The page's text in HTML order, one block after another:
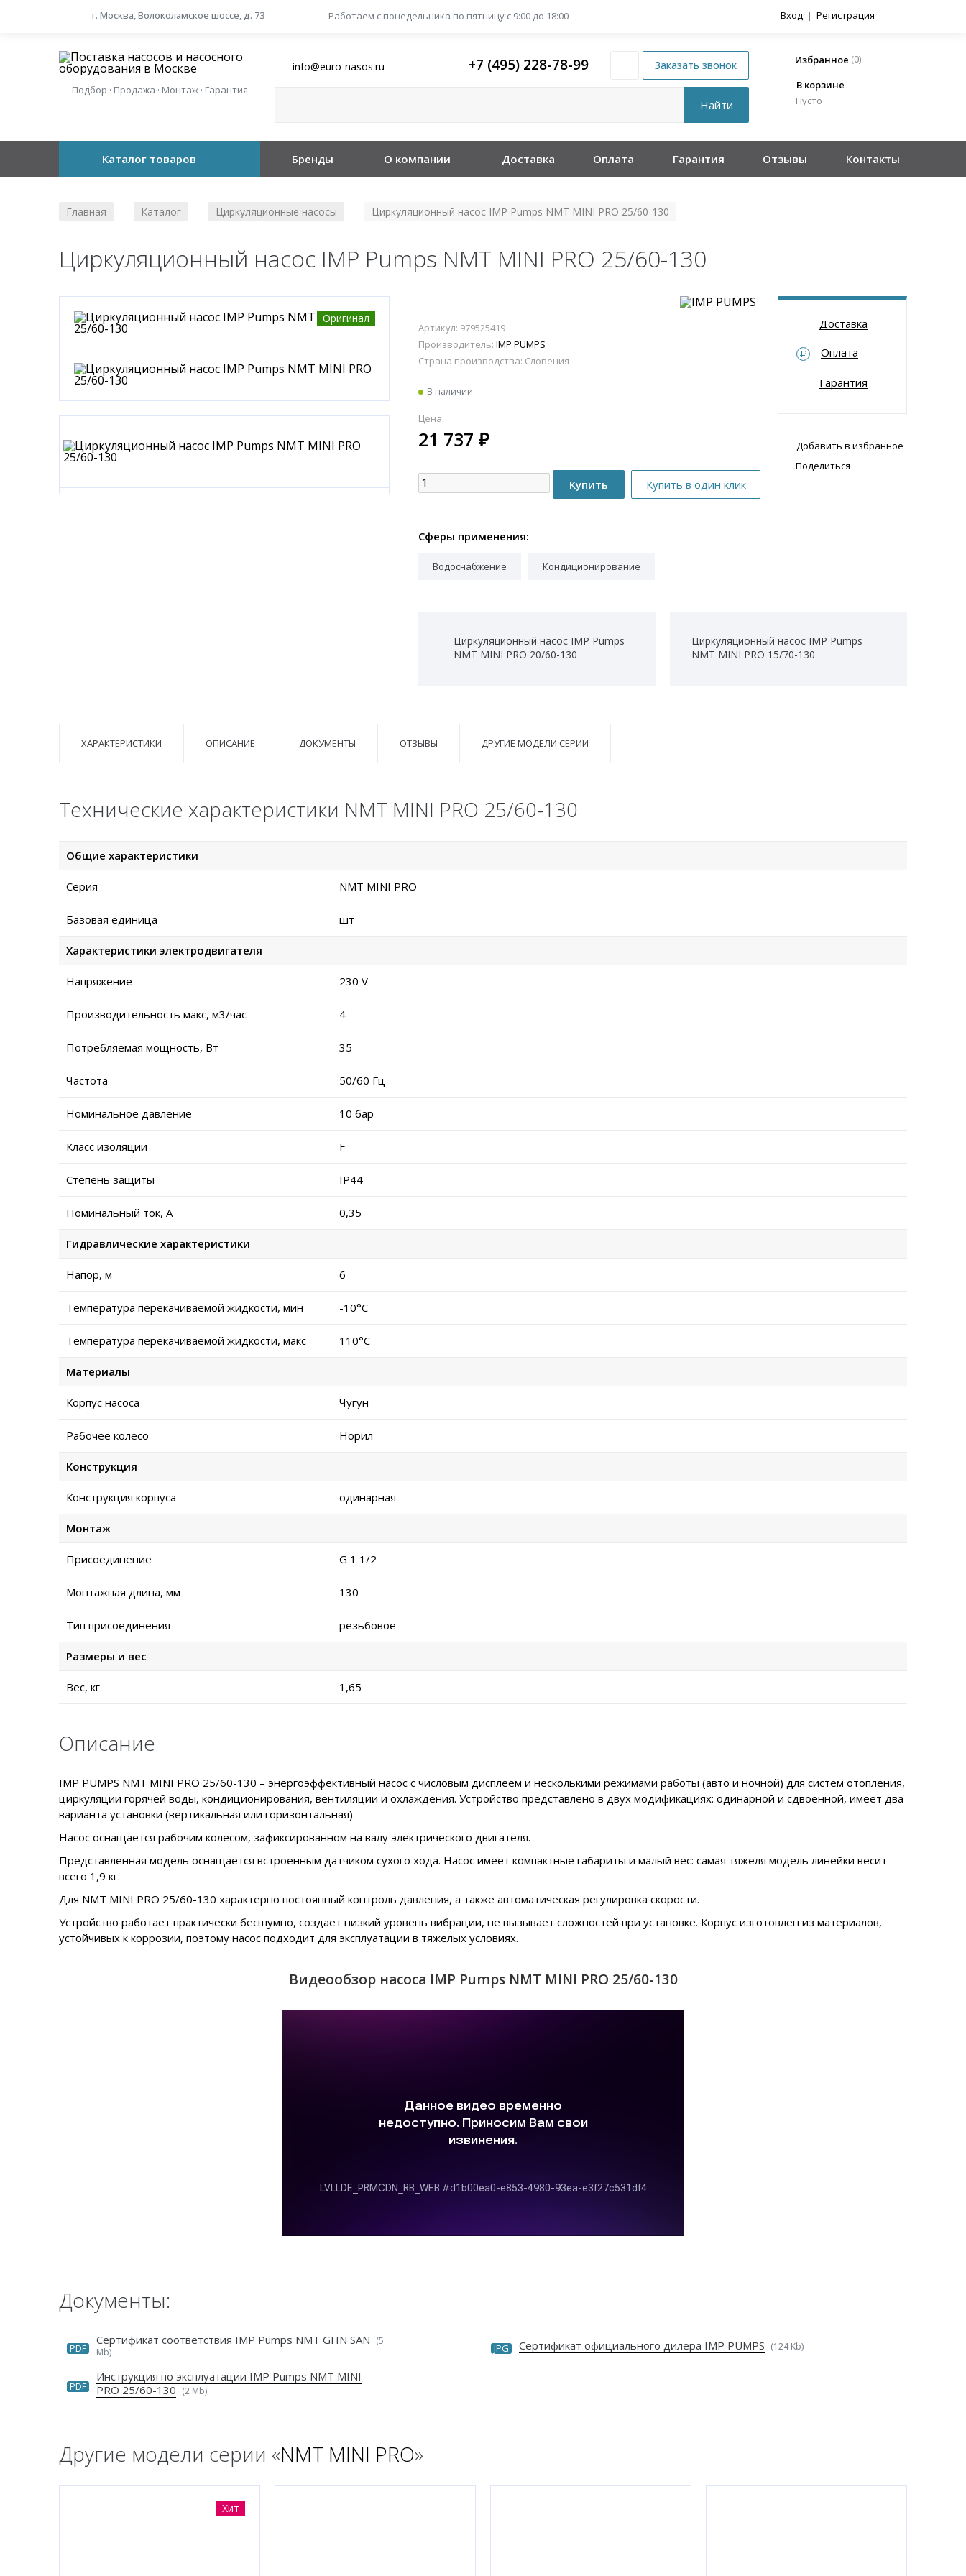
г. Москва, Волоколамское шоссе, д. 73 Работаем с понедельника по пятницу с 9:00 до 18:00 Вход | Регистрация
Подбор · Продажа · Монтаж · Гарантия
info@euro-nasos.ru +7 (495) 228-78-99 Избранное (0)
В корзине
Пусто
Каталог товаров Бренды О компании Доставка Оплата Гарантия Отзывы Контакты
Главная Каталог Циркуляционные насосы Циркуляционный насос IMP Pumps NMT MINI PRO 25/60-130
Циркуляционный насос IMP Pumps NMT MINI PRO 25/60-130
Оригинал
Артикул: 979525419
Производитель: IMP PUMPS
Страна производства: Словения
В наличии
Цена:
21 737 ₽
Доставка
Оплата
Гарантия
Добавить в избранное
Поделиться
Сферы применения:
Водоснабжение Кондиционирование
Циркуляционный насос IMP Pumps
NMT MINI PRO 20/60-130
Циркуляционный насос IMP Pumps
NMT MINI PRO 15/70-130
ХАРАКТЕРИСТИКИ ОПИСАНИЕ ДОКУМЕНТЫ ОТЗЫВЫ ДРУГИЕ МОДЕЛИ СЕРИИ
Технические характеристики NMT MINI PRO 25/60-130
Общие характеристики
Серия NMT MINI PRO
Базовая единица шт
Характеристики электродвигателя
Напряжение 230 V
Производительность макс, м3/час 4
Потребляемая мощность, Вт 35
Частота 50/60 Гц
Номинальное давление 10 бар
Класс изоляции F
Степень защиты IP44
Номинальный ток, А 0,35
Гидравлические характеристики
Напор, м 6
Температура перекачиваемой жидкости, мин -10°C
Температура перекачиваемой жидкости, макс 110°C
Материалы
Корпус насоса Чугун
Рабочее колесо Норил
Конструкция
Конструкция корпуса одинарная
Монтаж
Присоединение G 1 1/2
Монтажная длина, мм 130
Тип присоединения резьбовое
Размеры и вес
Вес, кг 1,65
Описание
IMP PUMPS NMT MINI PRO 25/60-130 – энергоэффективный насос с числовым дисплеем и несколькими режимами работы (авто и ночной) для систем отопления,
циркуляции горячей воды, кондиционирования, вентиляции и охлаждения. Устройство представлено в двух модификациях: одинарной и сдвоенной, имеет два
варианта установки (вертикальная или горизонтальная).
Насос оснащается рабочим колесом, зафиксированном на валу электрического двигателя.
Представленная модель оснащается встроенным датчиком сухого хода. Насос имеет компактные габариты и малый вес: самая тяжеля модель линейки весит
всего 1,9 кг.
Для NMT MINI PRO 25/60-130 характерно постоянный контроль давления, а также автоматическая регулировка скорости.
Устройство работает практически бесшумно, создает низкий уровень вибрации, не вызывает сложностей при установке. Корпус изготовлен из материалов,
устойчивых к коррозии, поэтому насос подходит для эксплуатации в тяжелых условиях.
Видеообзор насоса IMP Pumps NMT MINI PRO 25/60-130
Документы:
PDF
Сертификат соответствия IMP Pumps NMT GHN SAN (5
Mb)
JPG Сертификат официального дилера IMP PUMPS (124 Kb)
PDF
Инструкция по эксплуатации IMP Pumps NMT MINI
PRO 25/60-130 (2 Mb)
Другие модели серии «NMT MINI PRO»
Хит